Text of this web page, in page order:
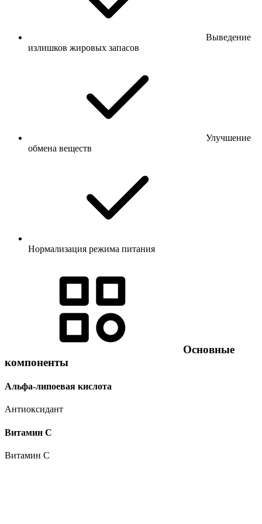
Выведение
излишков жировых запасов
Улучшение
обмена веществ
Нормализация режима питания
Основные
компоненты
Альфа-липоевая кислота
Антиоксидант
Витамин C
Витамин C